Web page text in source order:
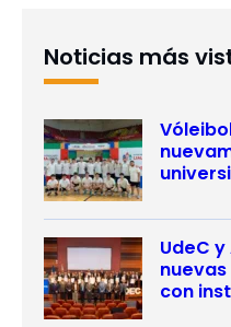
Noticias más
UdeC
con